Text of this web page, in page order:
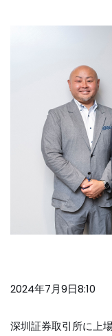
2024年7月9日8:10
深圳証券取引所に上